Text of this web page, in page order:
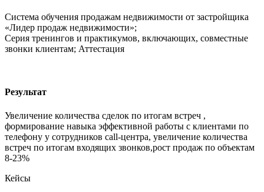
Система обучения продажам недвижимости от застройщика
«Лидер продаж недвижимости»;
Серия тренингов и практикумов, включающих, совместные
звонки клиентам; Аттестация
Результат
Увеличение количества сделок по итогам встреч ,
формирование навыка эффективной работы с клиентами по
телефону у сотрудников call-центра, увеличение количества
встреч по итогам входящих звонков,рост продаж по объектам
8-23%
Кейсы